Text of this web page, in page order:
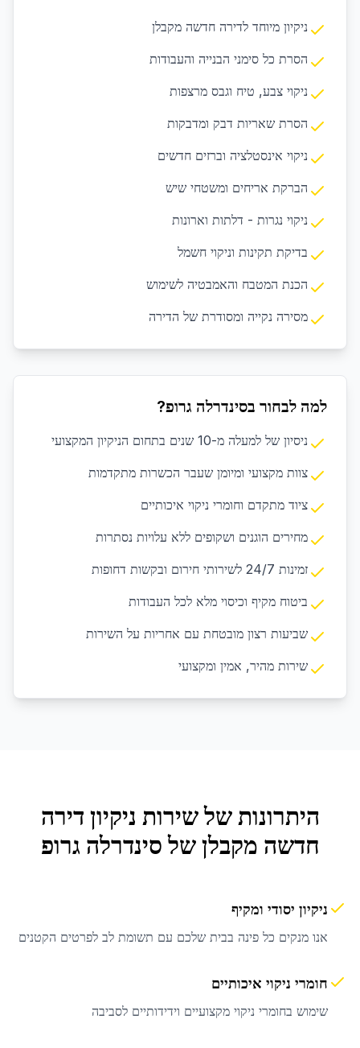
ניקיון מיוחד לדירה חדשה מקבלן
הסרת כל סימני הבנייה והעבודות
ניקוי צבע, טיח וגבס מרצפות
הסרת שאריות דבק ומדבקות
ניקוי אינסטלציה וברזים חדשים
הברקת אריחים ומשטחי שיש
ניקוי נגרות - דלתות וארונות
בדיקת תקינות וניקוי חשמל
הכנת המטבח והאמבטיה לשימוש
מסירה נקייה ומסודרת של הדירה
למה לבחור בסינדרלה גרופ?
ניסיון של למעלה מ-10 שנים בתחום הניקיון המקצועי
צוות מקצועי ומיומן שעבר הכשרות מתקדמות
ציוד מתקדם וחומרי ניקוי איכותיים
מחירים הוגנים ושקופים ללא עלויות נסתרות
זמינות 24/7 לשירותי חירום ובקשות דחופות
ביטוח מקיף וכיסוי מלא לכל העבודות
שביעות רצון מובטחת עם אחריות על השירות
שירות מהיר, אמין ומקצועי
היתרונות של שירות ניקיון דירה
חדשה מקבלןשל סינדרלה גרופ
ניקיון יסודי ומקיף
אנו מנקים כל פינה בבית שלכם עם תשומת לב לפרטים הקטנים
חומרי ניקוי איכותיים
שימוש בחומרי ניקוי מקצועיים וידידותיים לסביבה